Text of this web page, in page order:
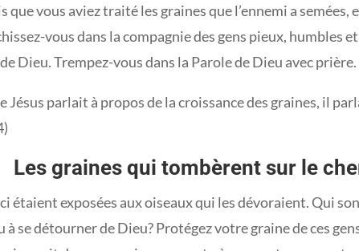
que vous aviez traité les graines que l’ennemi a
vous dans la compagnie des gens pieux, humbles
Dieu. Trempez-vous dans la Parole de Dieu avec
Jésus parlait à propos de la croissance des graines, il
graines qui tombèrent sur le
étaient exposées aux oiseaux qui les dévoraient. Qui
à se détourner de Dieu? Protégez votre graine de ces